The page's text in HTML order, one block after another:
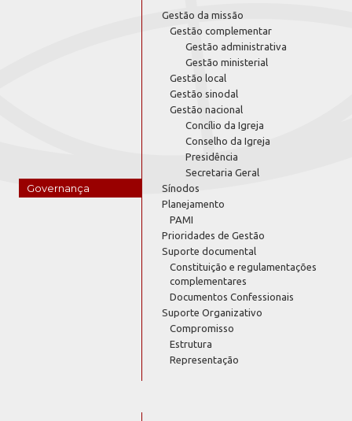
Governança
Gestão da missão
Gestão complementar
Gestão administrativa
Gestão ministerial
Gestão local
Gestão sinodal
Gestão nacional
Concílio da Igreja
Conselho da Igreja
Presidência
Secretaria Geral
Sínodos
Planejamento
PAMI
Prioridades de Gestão
Suporte documental
Constituição e regulamentações
complementares
Documentos Confessionais
Suporte Organizativo
Compromisso
Estrutura
Representação